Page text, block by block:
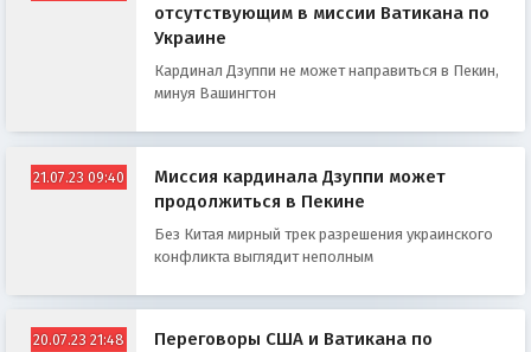
отсутствующим в миссии Ватикана по
Украине
Кардинал Дзуппи не может направиться в Пекин,
минуя Вашингтон
21.07.23 09:40
Миссия кардинала Дзуппи может
продолжиться в Пекине
Без Китая мирный трек разрешения украинского
конфликта выглядит неполным
20.07.23 21:48
Переговоры США и Ватикана по